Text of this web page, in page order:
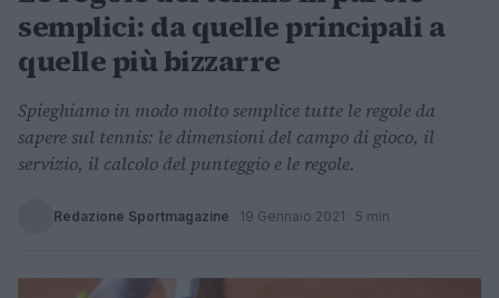
semplici: da quelle principali a
quelle più bizzarre
Spieghiamo in modo molto semplice tutte le regole da
sapere sul tennis: le dimensioni del campo di gioco, il
servizio, il calcolo del punteggio e le regole.
Redazione Sportmagazine · 19 Gennaio 2021 · 5 min